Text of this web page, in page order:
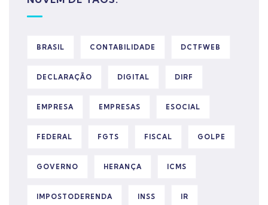
BRASIL CONTABILIDADE DCTFWEB
DECLARAÇÃO DIGITAL DIRF
EMPRESA EMPRESAS ESOCIAL
FEDERAL FGTS FISCAL GOLPE
GOVERNO HERANÇA ICMS
IMPOSTODERENDA INSS IR